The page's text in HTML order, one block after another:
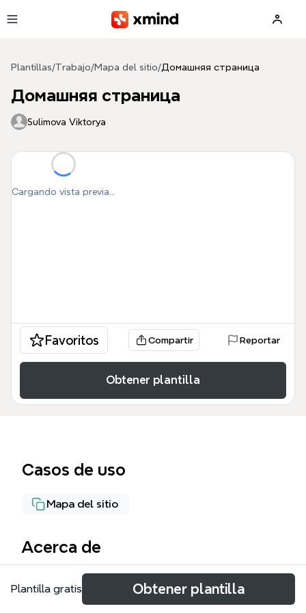
Plantillas/Trabajo/Mapa del sitio/Домашняя страница
Домашняя страница
Sulimova Viktorya
Cargando vista previa...
Favoritos Compartir Reportar
Obtener plantilla
Casos de uso
Mapa del sitio
Acerca de
Шаблон 'Домашняя страница' от Xmind
предназначен для психологов и коучей,
Plantilla gratis Obtener plantilla